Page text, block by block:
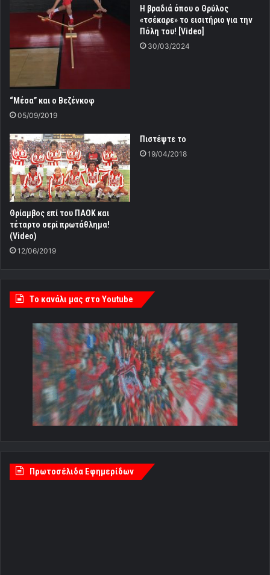
“Μέσα” και ο Βεζένκοφ
05/09/2019
Η βραδιά όπου ο Θρύλος
«τσέκαρε» το εισιτήριο για την
Πόλη του! [Video]
30/03/2024
Θρίαμβος επί του ΠΑΟΚ και
τέταρτο σερί πρωτάθλημα!
(Video)
12/06/2019
Πιστέψτε το
19/04/2018
Tο κανάλι μας στο Youtube
Πρωτοσέλιδα Εφημερίδων